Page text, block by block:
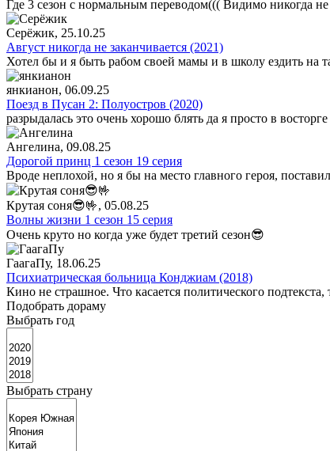
Где 3 сезон с нормальным переводом((( Видимо никогда
Серёжик, 25.10.25
Август никогда не заканчивается (2021)
Хотел бы и я быть рабом своей мамы и в школу ездить на
янкианон, 06.09.25
Поезд в Пусан 2: Полуостров (2020)
разрыдалась это очень хорошо блять да я просто в
Ангелина, 09.08.25
Дорогой принц 1 сезон 19 серия
Вроде неплохой, но я бы на место главного героя,
Крутая соня😎🤟, 05.08.25
Волны жизни 1 сезон 15 серия
Очень круто но когда уже будет третий сезон😎
ГаагаПу, 18.06.25
Психиатрическая больница Конджиам (2018)
Кино не страшное. Что касается политического
Подобрать дораму
Выбрать год
Выбрать страну